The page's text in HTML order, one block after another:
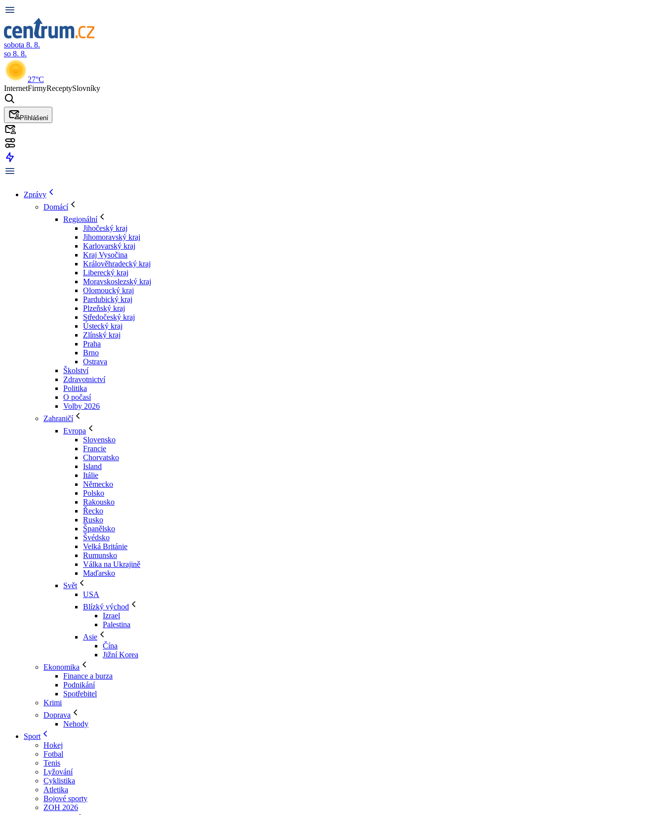
sobota 8. 8.
so 8. 8.
27°C
InternetFirmyReceptySlovníky
Přihlášení
Zprávy
Domácí
Regionální
Jihočeský kraj
Jihomoravský kraj
Karlovarský kraj
Kraj Vysočina
Králověhradecký kraj
Liberecký kraj
Moravskoslezský kraj
Olomoucký kraj
Pardubický kraj
Plzeňský kraj
Středočeský kraj
Ústecký kraj
Zlínský kraj
Praha
Brno
Ostrava
Školství
Zdravotnictví
Politika
O počasí
Volby 2026
Zahraničí
Evropa
Slovensko
Francie
Chorvatsko
Island
Itálie
Německo
Polsko
Rakousko
Řecko
Rusko
Španělsko
Švédsko
Velká Británie
Rumunsko
Válka na Ukrajině
Maďarsko
Svět
USA
Blízký východ
Izrael
Palestina
Asie
Čína
Jižní Korea
Ekonomika
Finance a burza
Podnikání
Spotřebitel
Krimi
Doprava
Nehody
Sport
Hokej
Fotbal
Tenis
Lyžování
Cyklistika
Atletika
Bojové sporty
ZOH 2026